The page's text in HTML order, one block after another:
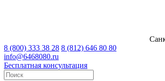
8 (800) 333 38 28 8 (812) 646 80 80
info@6468080.ru
Бесплатная консультация